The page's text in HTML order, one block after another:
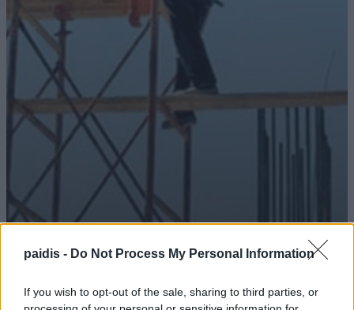
paidis - Do Not Process My Personal Information
If you wish to opt-out of the sale, sharing to third parties, or
αδειοδωρόσημο Αυγούστου